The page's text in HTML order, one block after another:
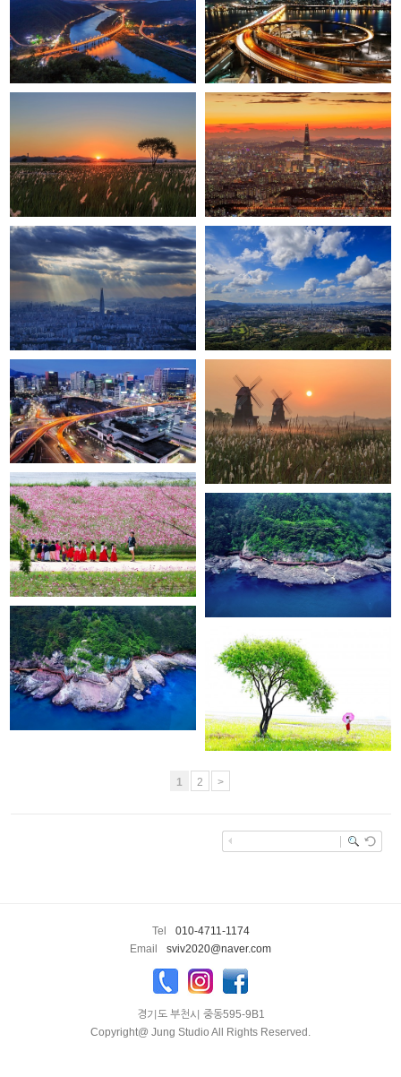
1 2 >
Tel
010-4711-1174
Email
sviv2020@naver.com
경기도 부천시 중동595-9B1
Copyright@ Jung Studio All Rights Reserved.